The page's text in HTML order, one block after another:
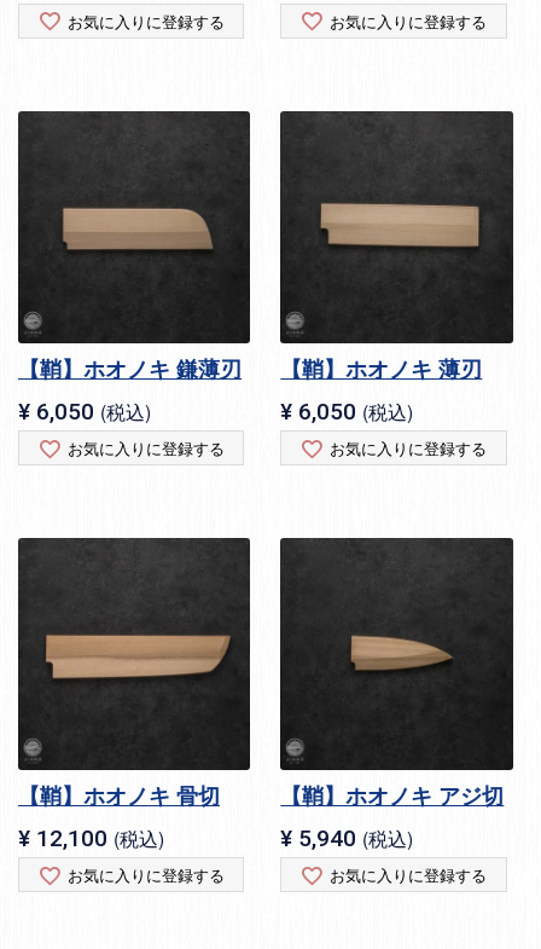
お気に入りに登録する お気に入りに登録する
【鞘】ホオノキ 鎌薄刃
¥ 6,050 税込
お気に入りに登録する
【鞘】ホオノキ 薄刃
¥ 6,050 税込
お気に入りに登録する
【鞘】ホオノキ 骨切
¥ 12,100 税込
お気に入りに登録する
【鞘】ホオノキ アジ切
¥ 5,940 税込
お気に入りに登録する